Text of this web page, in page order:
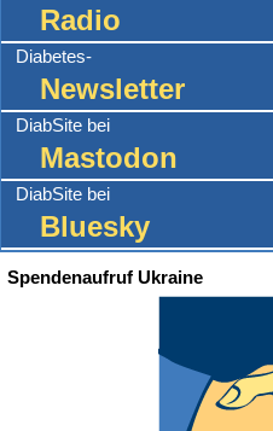
Radio
Diabetes-
Newsletter
DiabSite bei
Mastodon
DiabSite bei
Bluesky
Spendenaufruf Ukraine